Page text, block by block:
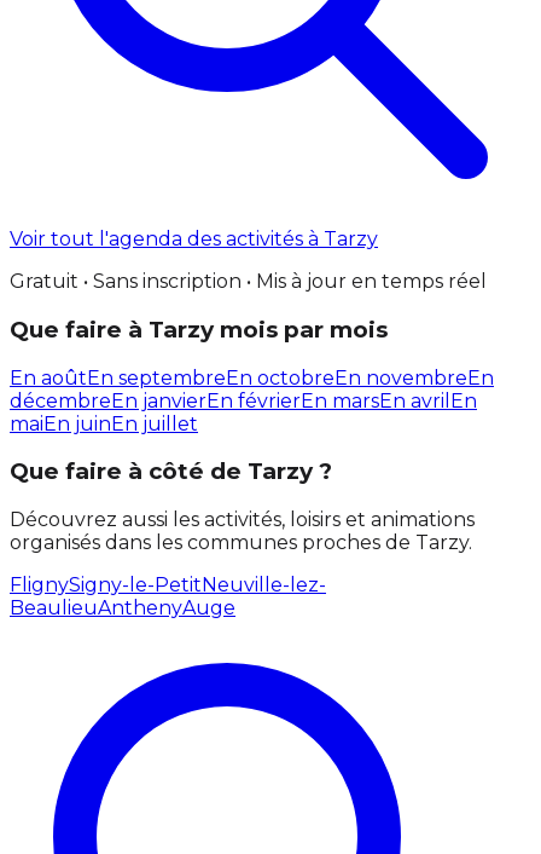
Voir tout l'agenda des activités à Tarzy
Gratuit • Sans inscription • Mis à jour en temps réel
Que faire à Tarzy mois par mois
En aoûtEn septembreEn octobreEn novembreEn
décembreEn janvierEn févrierEn marsEn avril En
maiEn juinEn juillet
Que faire à côté de Tarzy ?
Découvrez aussi les activités, loisirs et animations
organisés dans les communes proches de Tarzy.
FlignySigny-le-PetitNeuville-lez-
BeaulieuAnthenyAuge